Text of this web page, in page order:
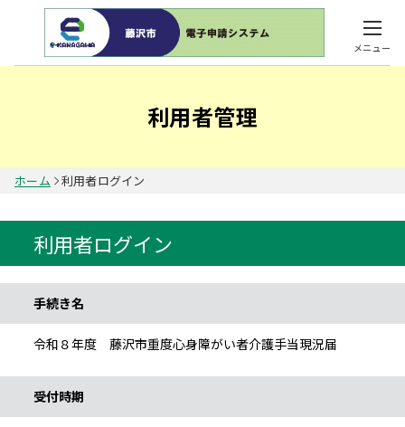
メニュー
利用者管理
ホーム 利用者ログイン
利用者ログイン
手続き名
令和８年度 藤沢市重度心身障がい者介護手当現況届
受付時期